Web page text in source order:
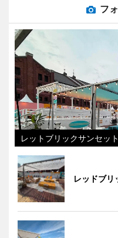
フ
レットブリックサンセッ
レッドブ